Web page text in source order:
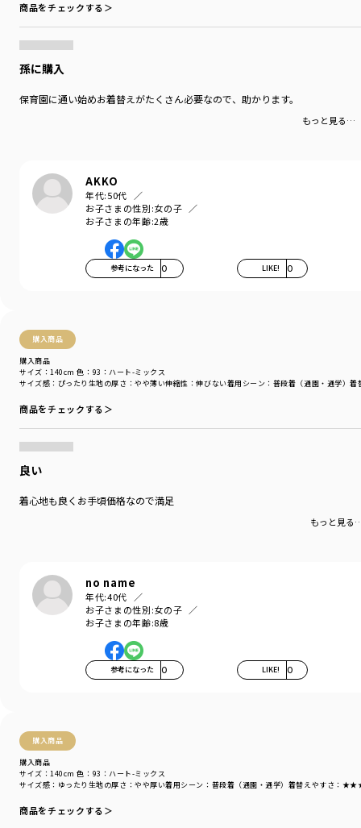
商品をチェックする＞
孫に購入
保育園に通い始めお着替えがたくさん必要なので、助かります。
もっと見る…
AKKO
年代:50代
お子さまの性別:女の子
お子さまの年齢:2歳
参考になった 0 LIKE! 0
購入商品
購入商品
サイズ感 ：ぴったり 生地の厚さ ：やや薄い伸縮性 ：伸びない着用シーン ：普段着（通園・通学）着
サイズ：140cm 色：93：ハート-ミックス
商品をチェックする＞
良い
着心地も良くお手頃価格なので満足
もっと見る
no name
年代:40代
お子さまの性別:女の子
お子さまの年齢:8歳
参考になった 0 LIKE! 0
購入商品
購入商品
サイズ感 ：ゆったり 生地の厚さ ：やや厚い着用シーン ：普段着（通園・通学） 着替えやすさ ：
サイズ：140cm 色：93：ハート-ミックス
商品をチェックする＞
Comfortable…気持ちの良い、快適な
着心地の良い服を、手に取りやすい価格で。
『毎日着て欲しい』
デイリーウェアをご提案する新レーベルです"
-----
＃通園コーデ＃通学コーデ＃小学生コーデ
＃プチプラ＃プチプラ子供服＃子供服通販
＃お揃い＃お揃いコーデ
＃ペア＃ペアコーデ
＃リンク＃リンクコーデ
＃ユニセックス＃スウェット
ブランド
シーズン
／ アウトレット
カテゴリ
／トップス > トレーナー・パーカー
性別タイプ
／GIRL
商品番号
／16-4404-022